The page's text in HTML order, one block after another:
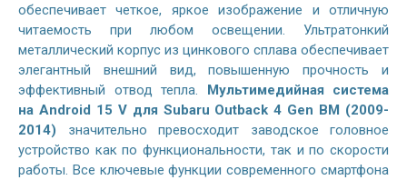
обеспечивает четкое, яркое изображение и отличную
читаемость при любом освещении. Ультратонкий
металлический корпус из цинкового сплава обеспечивает
элегантный внешний вид, повышенную прочность и
эффективный отвод тепла. Мультимедийная система
на Android 15 V для Subaru Outback 4 Gen BM (2009-
2014) значительно превосходит заводское головное
устройство как по функциональности, так и по скорости
работы. Все ключевые функции современного смартфона